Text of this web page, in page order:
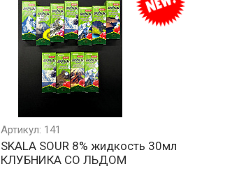
Артикул: 141
SKALA SOUR 8% жидкость 30мл
КЛУБНИКА СО ЛЬДОМ